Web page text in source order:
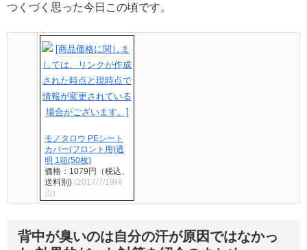
つくづく思った今日この頃です。
モノタロウ PEシート
カバー(フロント用)透
明 1箱(50枚)
価格：1079円（税込、
送料別) (2017/7/19時
点)
背中が臭いのは自分の汗が原因ではなかっ